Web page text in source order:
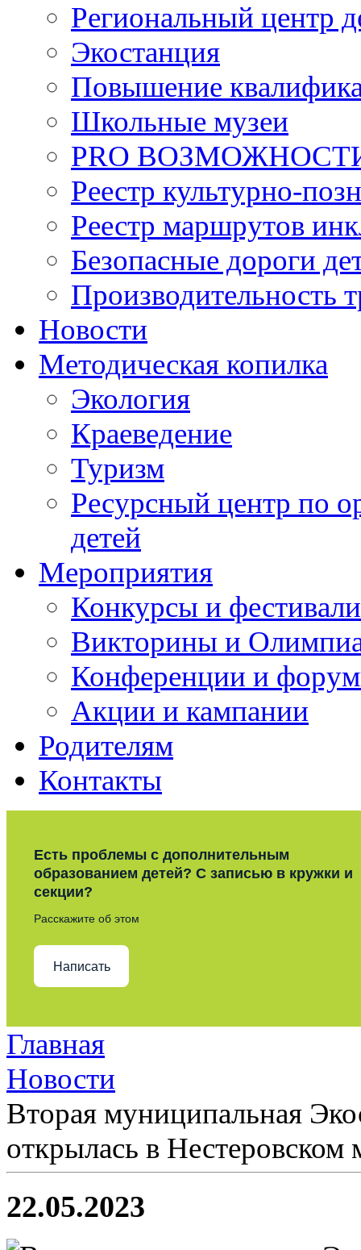
Региональный центр
Экостанция
Повышение
Школьные музеи
PRO
Реестр культурно-
Реестр маршрутов
Безопасные дороги
Производительность
Новости
Методическая копилка
Экология
Краеведение
Туризм
Ресурсный центр по
детей
Мероприятия
Конкурсы и фестивали
Викторины и
Конференции и
Акции и кампании
Родителям
Контакты
Есть проблемы с дополнительным
образованием детей? С записью в кружки и
секции?
Расскажите об этом
Написать
Главная
Новости
Вторая муниципальная
открылась в
22.05.2023